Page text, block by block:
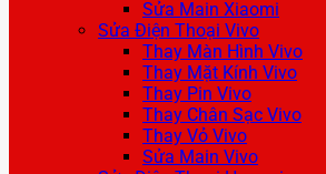
Sửa Main Xiaomi
Sửa Điện Thoại Vivo
Thay Màn Hình Vivo
Thay Mặt Kính Vivo
Thay Pin Vivo
Thay Chân Sạc Vivo
Thay Vỏ Vivo
Sửa Main Vivo